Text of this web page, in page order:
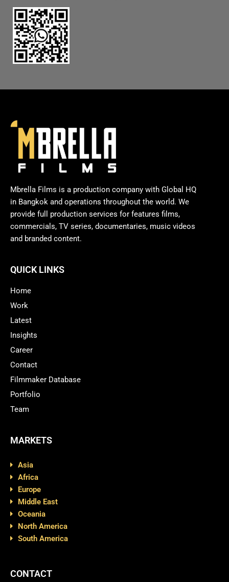
Mbrella Films is a production company with Global HQ
in Bangkok and operations throughout the world. We
provide full production services for features films,
commercials, TV series, documentaries, music videos
and branded content.
QUICK LINKS
Home
Work
Latest
Insights
Career
Contact
Filmmaker Database
Portfolio
Team
MARKETS
Asia
Africa
Europe
Middle East
Oceania
North America
South America
CONTACT